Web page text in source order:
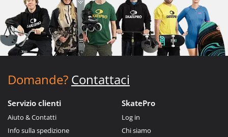
Domande? Contattaci
Servizio clienti
Aiuto & Contatti
Info sulla spedizione
SkatePro
Log in
Chi siamo